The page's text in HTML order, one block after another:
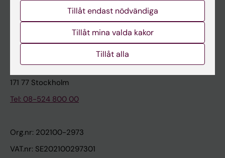
Karolinska Institutet Innovation
Kontakta presstjänsten
Karolinska Institutet
171 77 Stockholm
Tel: 08-524 800 00
Org.nr: 202100-2973
VAT.nr: SE202100297301
Tillåt endast nödvändiga
Tillåt mina valda kakor
Tillåt alla